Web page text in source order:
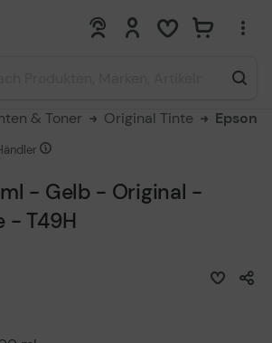
0 0
& Toner Original Tinte Epson
- Gelb - Original -
- T49H